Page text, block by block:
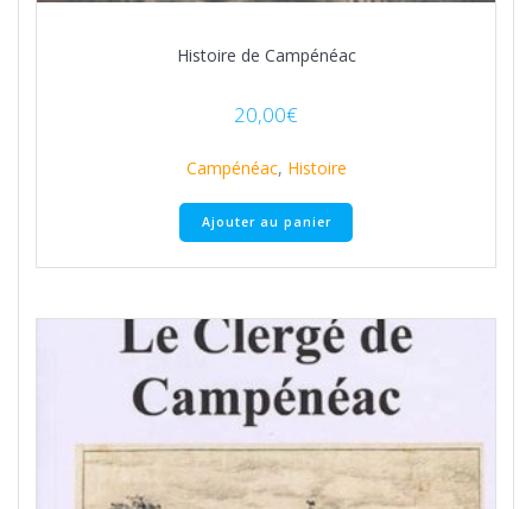
Histoire de Campénéac
20,00€
Campénéac, Histoire
Ajouter au panier